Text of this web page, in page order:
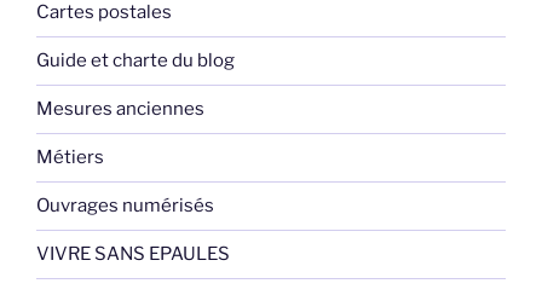
Cartes postales
Guide et charte du blog
Mesures anciennes
Métiers
Ouvrages numérisés
VIVRE SANS EPAULES